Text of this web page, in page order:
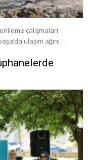
çalışmaları
ulaşım ağını …